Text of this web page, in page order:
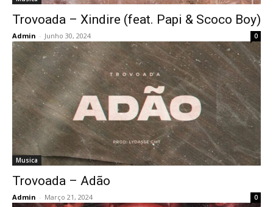
Trovoada – Xindire (feat. Papi & Scoco Boy)
Admin - Junho 30, 2024 0
Musica
Trovoada – Adão
Admin - Março 21, 2024 0